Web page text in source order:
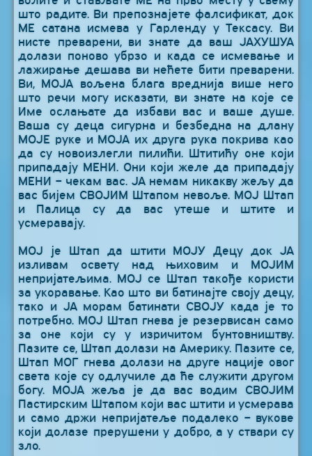
што радите. Ви препознајете фалсификат, док
МЕ сатана исмева у Гарленду у Тексасу. Ви
нисте преварени, ви знате да ваш ЈАХУШУА
долази поново убрзо и када се исмевање и
лажирање дешава ви нећете бити преварени.
Ви, МОЈА вољена блага вреднија више него
што речи могу исказати, ви знате на које се
Име ослањате да избави вас и ваше душе.
Ваша су деца сигурна и безбедна на длану
МОЈЕ руке и МОЈА их друга рука покрива као
да су новоизлегли пилићи. Штитићу оне који
припадају МЕНИ. Они који желе да припадају
МЕНИ – чекам вас. ЈА немам никакву жељу да
вас бијем СВОЈИМ Штапом невоље. МОЈ Штап
и Палица су да вас утеше и штите и
усмеравају.
МОЈ је Штап да штити МОЈУ Децу док ЈА
изливам освету над њиховим и МОЈИМ
непријатељима. МОЈ се Штап такође користи
за укоравање. Као што ви батинајте своју децу,
тако и ЈА морам батинати СВОЈУ када је то
потребно. МОЈ Штап гнева је резервисан само
за оне који су у изричитом бунтовништву.
Пазите се, Штап долази на Америку. Пазите се,
Штап МОГ гнева долази на друге нације овог
света које су одлучиле да ће служити другом
богу. МОЈА жеља је да вас водим СВОЈИМ
Пастирским Штапом који вас штити и усмерава
и само држи непријатеље подалеко – вукове
који долазе прерушени у добро, а у ствари су
зло.